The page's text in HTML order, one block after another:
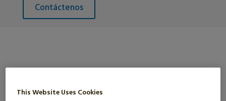
Contáctenos
»
Graphicaps™ Impresión en Línea
This Website Uses Cookies